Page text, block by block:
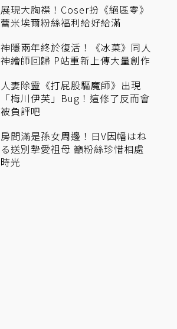
展現大胸襟！Coser扮《絕區零》
蕾米埃爾粉絲福利給好給滿
神隱兩年終於復活！《冰菓》同人
神繪師回歸 P站重新上傳大量創作
人妻除靈《打屁股驅魔師》出現
「梅川伊芙」Bug！這修了反而會
被負評吧
房間滿是孫女周邊！日V因幡はね
る送別摯愛祖母 籲粉絲珍惜相處
時光